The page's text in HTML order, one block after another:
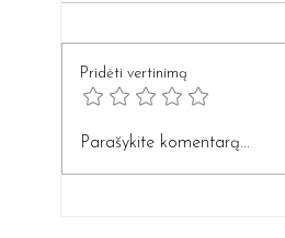
Kaukė, kurią norėsite
Pridėti vertinimą
Parašykite komentarą...